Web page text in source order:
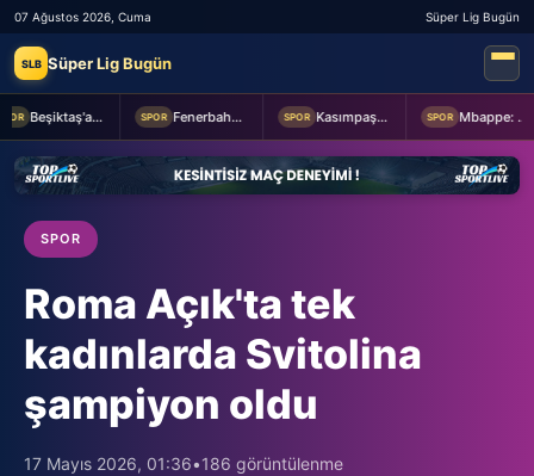
07 Ağustos 2026, Cuma Süper Lig Bugün
SLB Süper Lig Bugün
Beşiktaş'a Youssouf Fofana transferinde müjdeli haber! SPOR Fenerbahçe Başkanı Aziz Yıldırım, Sturm Graz maçı öncesi takımı ziyaret etti SPOR Kasımpaşa ile Hull City hazırlık maçında berabere kaldı SPOR Mbappe: Bahis reklamlarında oynamam
SPOR
Roma Açık'ta tek
kadınlarda Svitolina
şampiyon oldu
17 Mayıs 2026, 01:36•186 görüntülenme